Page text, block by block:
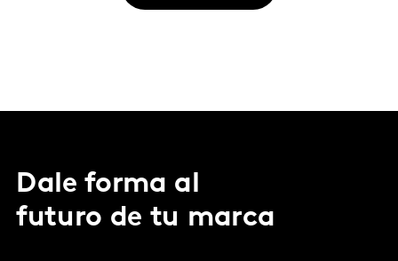
Dale forma al
futuro de tu marca